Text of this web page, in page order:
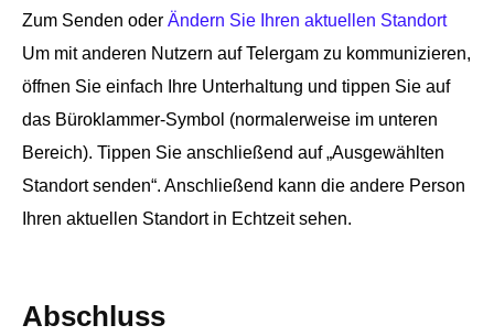
Zum Senden oder Ändern Sie Ihren aktuellen Standort
Um mit anderen Nutzern auf Telergam zu kommunizieren,
öffnen Sie einfach Ihre Unterhaltung und tippen Sie auf
das Büroklammer-Symbol (normalerweise im unteren
Bereich). Tippen Sie anschließend auf „Ausgewählten
Standort senden“. Anschließend kann die andere Person
Ihren aktuellen Standort in Echtzeit sehen.
Abschluss